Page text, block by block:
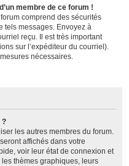
membre de ce forum !
comprend des sécurités
tels messages. Envoyez à
reçu. Il est très important
sur l’expéditeur du courriel).
nécessaires.
?
les autres membres du forum.
affichés dans votre
voir leur état de connexion et
thèmes graphiques, leurs